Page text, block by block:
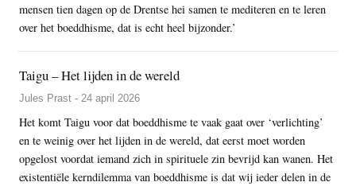
mensen tien dagen op de Drentse hei samen te mediteren en te leren
over het boeddhisme, dat is echt heel bijzonder.’
Taigu – Het lijden in de wereld
Jules Prast - 24 april 2026
Het komt Taigu voor dat boeddhisme te vaak gaat over ‘verlichting’
en te weinig over het lijden in de wereld, dat eerst moet worden
opgelost voordat iemand zich in spirituele zin bevrijd kan wanen. Het
existentiële kerndilemma van boeddhisme is dat wij ieder delen in de